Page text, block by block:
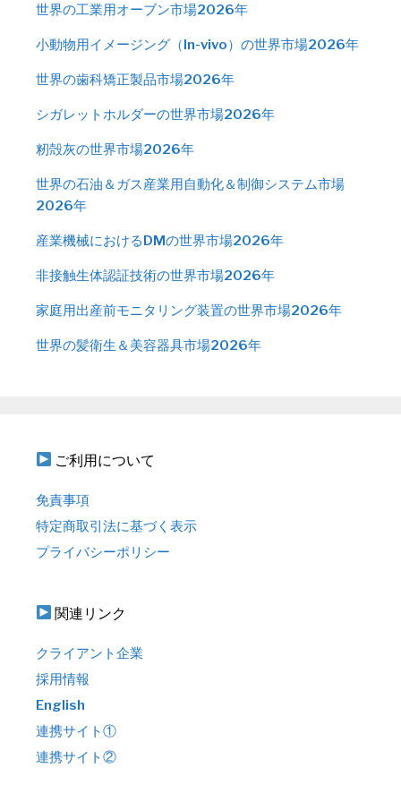
世界の工業用オーブン市場2026年
小動物用イメージング（In-vivo）の世界市場2026年
世界の歯科矯正製品市場2026年
シガレットホルダーの世界市場2026年
籾殻灰の世界市場2026年
世界の石油＆ガス産業用自動化＆制御システム市場
2026年
産業機械におけるDMの世界市場2026年
非接触生体認証技術の世界市場2026年
家庭用出産前モニタリング装置の世界市場2026年
世界の髪衛生＆美容器具市場2026年
ご利用について
免責事項
特定商取引法に基づく表示
プライバシーポリシー
関連リンク
クライアント企業
採用情報
English
連携サイト①
連携サイト②